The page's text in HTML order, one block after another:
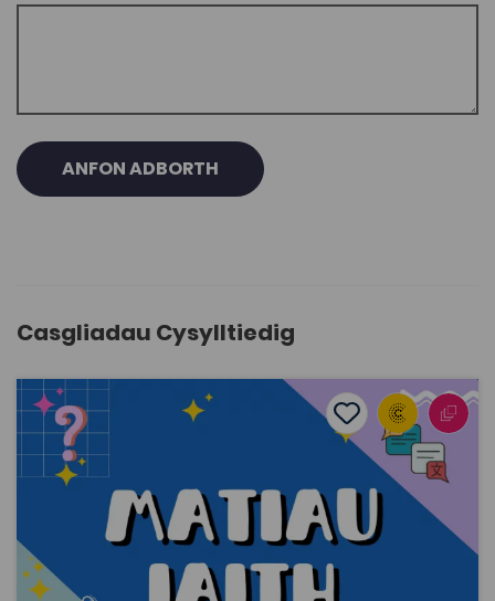
ANFON ADBORTH
Casgliadau Cysylltiedig
Matiau Iaith
Add to favourites
Dyddiad cyhoeddi: 2025 Add to favourites
Matiau Iaith
3.8K
Dwyieithog
Adnodd Coleg Cymraeg